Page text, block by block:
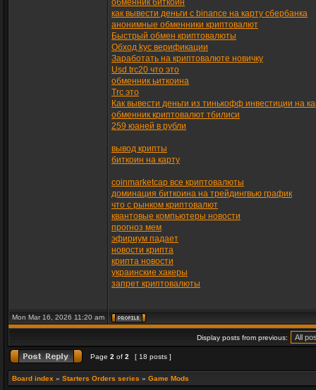
обменник биткойн
как вывести деньги с binance на карту сбербанка
анонимные обменники криптовалют
Быстрый обмен криптовалюты
Обход kyc верификации
Заработать на криптовалюте новичку
Usd trc20 что это
обменник ьиткоина
Trc это
Как вывести деньги из тинькофф инвестиции на
обменник криптовалют тбилиси
259 юаней в рубли
вывод крипты
биткоин на карту
coinmarketcap все криптовалюты
доминация биткоина на трейдингвью график
что с рынком криптовалют
квантовые компьютеры новости
прогноз мем
эфириум падает
новости крипта
крипта новости
украинские хакеры
запрет криптовалюты
Mon Mar 16, 2026 11:20 am
Display posts from previous:
Page 2 of 2 [ 18 posts ]
Board index » Starters Orders series » Game Mods